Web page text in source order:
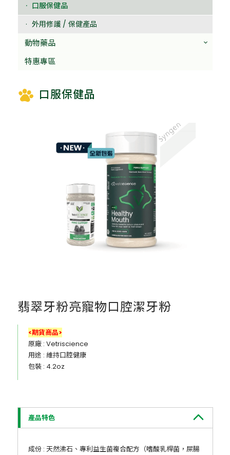
口服保健品
外用修護 / 保健產品
動物藥品
特惠專區
口服保健品
翡翠牙粉亮寵物口腔潔牙粉
<期貨商品>
原廠 : Vetriscience
用途 : 維持口腔健康
包裝 : 4.2oz
產品特色
成份 : 天然沸石、專利益生菌複合配方（嗜酸乳桿菌，屎腸